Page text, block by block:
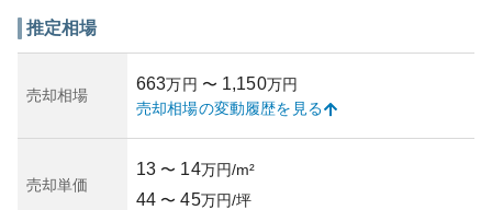
推定相場
売却相場
663万円 〜 1,150万円
売却相場の変動履歴を見る
売却単価
13 〜 14万円/m²
44 〜 45万円/坪